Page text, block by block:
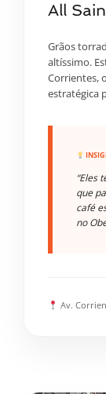
All
Grãos
altíssimo.
Corrientes,
estratégica
“Eles
que
café
no
Av.